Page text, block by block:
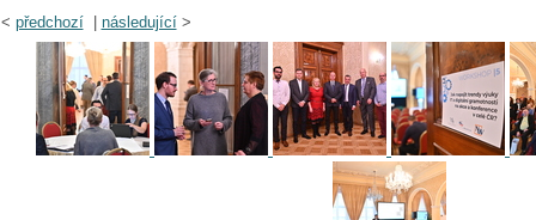
< předchozí| následující>